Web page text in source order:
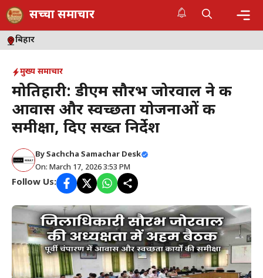
Skip
to
content
सच्चा समाचार
बिहार
मुख्य समाचार
मोतिहारी: डीएम सौरभ जोरवाल ने की
आवास और स्वच्छता योजनाओं की
समीक्षा, दिए सख्त निर्देश
BySachcha Samachar Desk
On: March 17, 2026 3:53 PM
Follow Us: